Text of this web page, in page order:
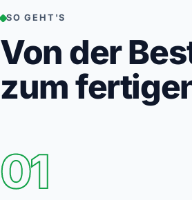
SO GEHT'S
Von der
zum
01